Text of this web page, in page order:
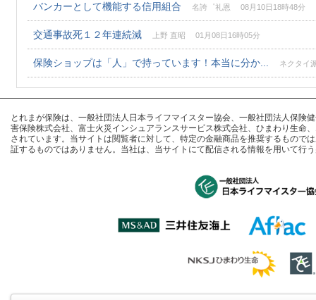
バンカーとして機能する信用組合 名誇゜礼恩 08月10日18時48分
交通事故死１２年連続減 上野 直昭 01月08日16時05分
保険ショップは「人」で持っています！本当に分か... ネクタイ
とれまが保険は、一般社団法人日本ライフマイスター協会、一般社団法人保
害保険株式会社、富士火災インシュアランスサービス株式会社、ひまわり生命
されています。当サイトは閲覧者に対して、特定の金融商品を推奨するもので
証するものではありません。当社は、当サイトにて配信される情報を用いて行